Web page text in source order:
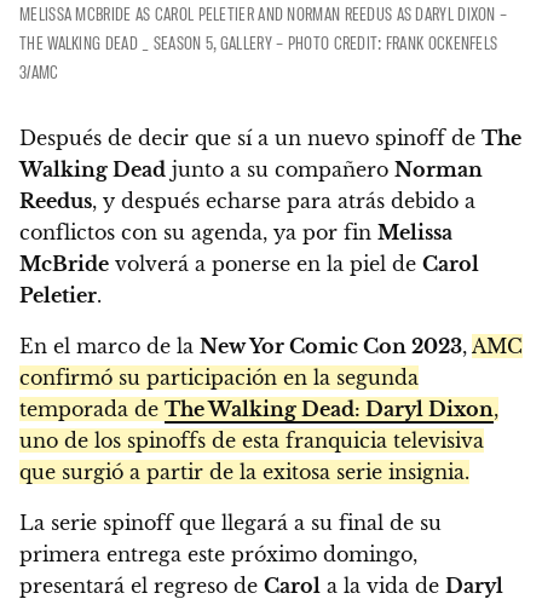
MELISSA MCBRIDE AS CAROL PELETIER AND NORMAN REEDUS AS DARYL DIXON –
THE WALKING DEAD _ SEASON 5, GALLERY – PHOTO CREDIT: FRANK OCKENFELS
3/AMC
Después de decir que sí a un nuevo spinoff de The
Walking Dead junto a su compañero Norman
Reedus, y después echarse para atrás debido a
conflictos con su agenda, ya por fin Melissa
McBride volverá a ponerse en la piel de Carol
Peletier.
En el marco de la New Yor Comic Con 2023, AMC
confirmó su participación en la segunda
temporada de The Walking Dead: Daryl Dixon,
uno de los spinoffs de esta franquicia televisiva
que surgió a partir de la exitosa serie insignia.
La serie spinoff que llegará a su final de su
primera entrega este próximo domingo,
presentará el regreso de Carol a la vida de Daryl